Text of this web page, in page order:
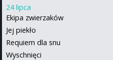
24 lipca
Ekipa zwierzaków
Jej piekło
Requiem dla snu
Wyschnięci